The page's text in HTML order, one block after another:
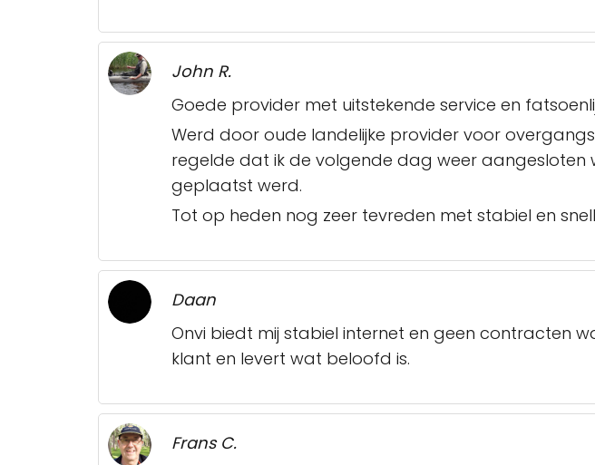
John R.
Goede provider met uitstekende service en
Werd door oude landelijke provider voor
regelde dat ik de volgende dag weer
geplaatst werd.
Tot op heden nog zeer tevreden met stabiel en
Daan
Onvi biedt mij stabiel internet en geen contracten
klant en levert wat beloofd is.
Frans C.